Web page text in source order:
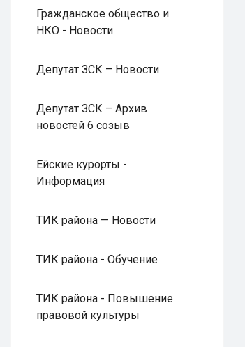
Гражданское общество и
НКО - Новости
Депутат ЗСК – Новости
Депутат ЗСК – Архив
новостей 6 созыв
Ейские курорты -
Информация
ТИК района — Новости
ТИК района - Обучение
ТИК района - Повышение
правовой культуры